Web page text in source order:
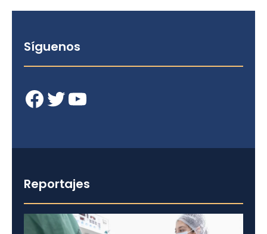
Síguenos
Facebook Twitter YouTube
Reportajes